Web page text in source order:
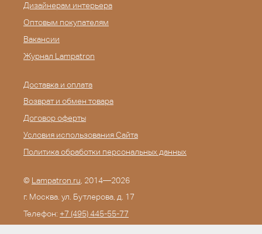
Дизайнерам интерьера
Оптовым покупателям
Вакансии
Журнал Lampatron
Доставка и оплата
Возврат и обмен товара
Договор оферты
Условия использования Сайта
Политика обработки персональных данных
© Lampatron.ru , 2014—2026
г. Москва. ул. Бутлерова, д. 17
Телефон: +7 (495) 445-55-77